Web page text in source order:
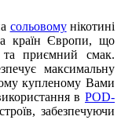
сольовомунікотині
країн Європи, що
та приємний смак.
максимальну
купленому Вами
в POD-
забезпечуючи